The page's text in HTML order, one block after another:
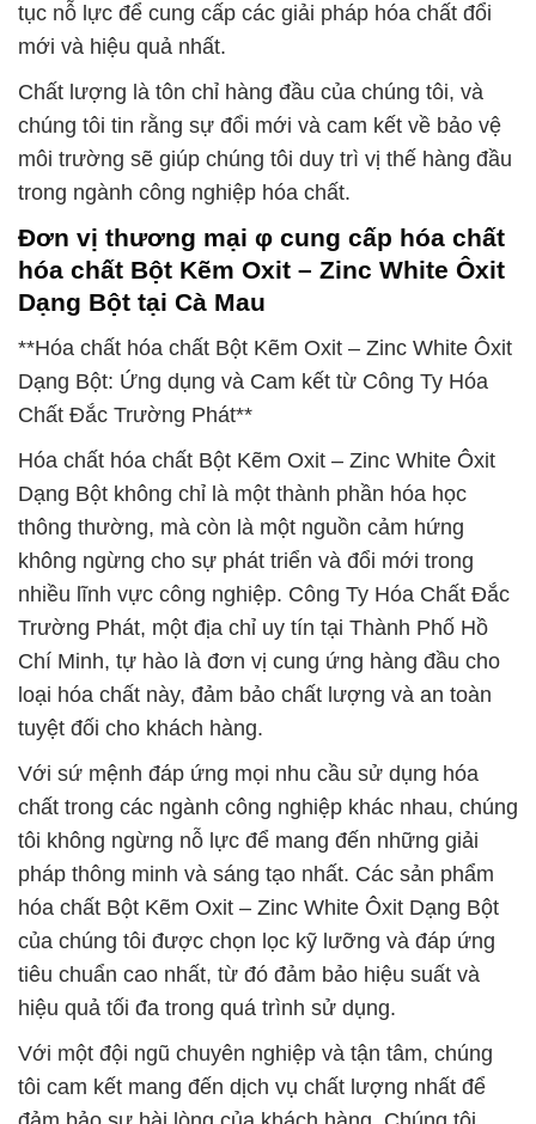
tục nỗ lực để cung cấp các giải pháp hóa chất đổi
mới và hiệu quả nhất.
Chất lượng là tôn chỉ hàng đầu của chúng tôi, và
chúng tôi tin rằng sự đổi mới và cam kết về bảo vệ
môi trường sẽ giúp chúng tôi duy trì vị thế hàng đầu
trong ngành công nghiệp hóa chất.
Đơn vị thương mại φ cung cấp hóa chất
hóa chất Bột Kẽm Oxit – Zinc White Ôxit
Dạng Bột tại Cà Mau
**Hóa chất hóa chất Bột Kẽm Oxit – Zinc White Ôxit
Dạng Bột: Ứng dụng và Cam kết từ Công Ty Hóa
Chất Đắc Trường Phát**
Hóa chất hóa chất Bột Kẽm Oxit – Zinc White Ôxit
Dạng Bột không chỉ là một thành phần hóa học
thông thường, mà còn là một nguồn cảm hứng
không ngừng cho sự phát triển và đổi mới trong
nhiều lĩnh vực công nghiệp. Công Ty Hóa Chất Đắc
Trường Phát, một địa chỉ uy tín tại Thành Phố Hồ
Chí Minh, tự hào là đơn vị cung ứng hàng đầu cho
loại hóa chất này, đảm bảo chất lượng và an toàn
tuyệt đối cho khách hàng.
Với sứ mệnh đáp ứng mọi nhu cầu sử dụng hóa
chất trong các ngành công nghiệp khác nhau, chúng
tôi không ngừng nỗ lực để mang đến những giải
pháp thông minh và sáng tạo nhất. Các sản phẩm
hóa chất Bột Kẽm Oxit – Zinc White Ôxit Dạng Bột
của chúng tôi được chọn lọc kỹ lưỡng và đáp ứng
tiêu chuẩn cao nhất, từ đó đảm bảo hiệu suất và
hiệu quả tối đa trong quá trình sử dụng.
Với một đội ngũ chuyên nghiệp và tận tâm, chúng
tôi cam kết mang đến dịch vụ chất lượng nhất để